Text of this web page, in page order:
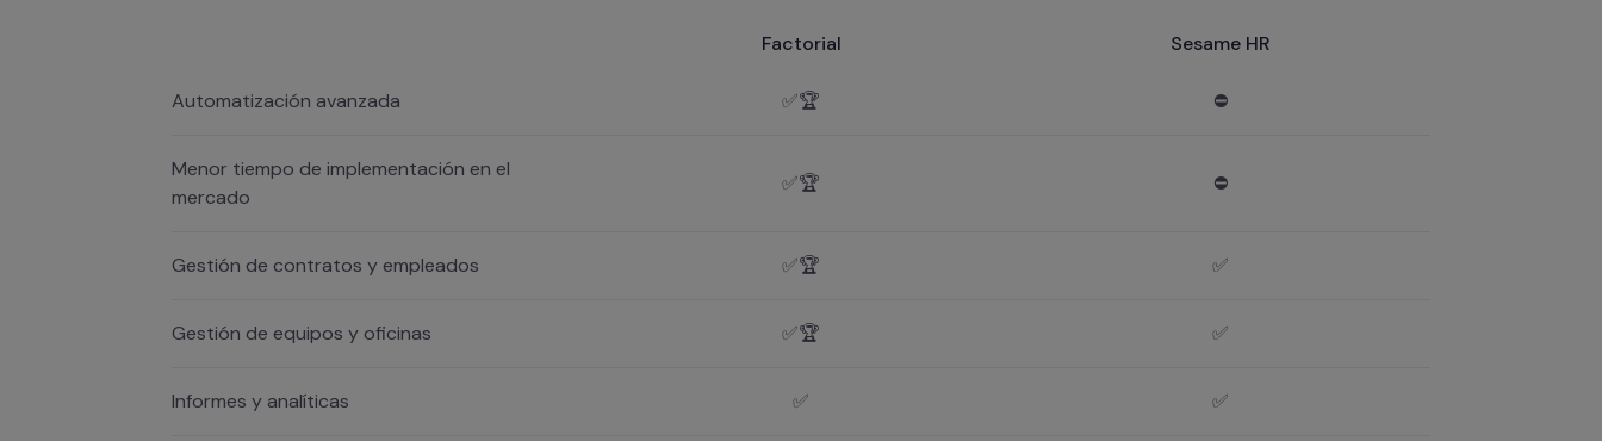
Factorial Sesame HR
Automatización avanzada ✅🏆 ⛔
Menor tiempo de implementación en el
mercado
✅🏆 ⛔
Gestión de contratos y empleados ✅🏆 ✅
Gestión de equipos y oficinas ✅🏆 ✅
Informes y analíticas ✅ ✅